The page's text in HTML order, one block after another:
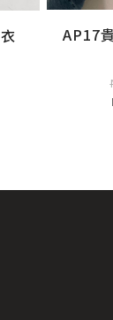
AP17